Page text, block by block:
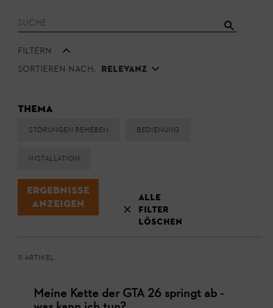
Filtern
Sortieren nach:
Relevanz
Thema
Störungen beheben Bedienung
Installation
Ergebnisse
Anzeigen
Alle
Filter
löschen
11 Artikel
Meine Kette der GTA 26 springt ab -